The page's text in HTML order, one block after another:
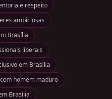
e respeito
ambiciosas
Brasília
liberais
em Brasília
homem maduro
Brasília